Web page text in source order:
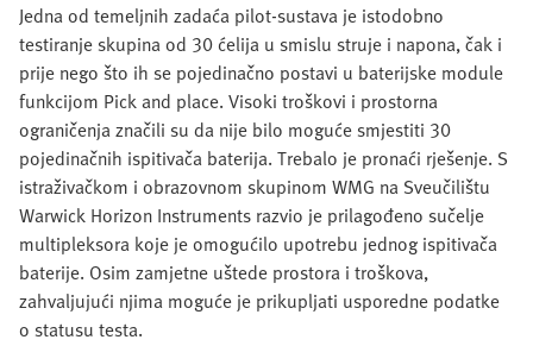
Jedna od temeljnih zadaća pilot-sustava je istodobno
testiranje skupina od 30 ćelija u smislu struje i napona, čak i
prije nego što ih se pojedinačno postavi u baterijske module
funkcijom Pick and place. Visoki troškovi i prostorna
ograničenja značili su da nije bilo moguće smjestiti 30
pojedinačnih ispitivača baterija. Trebalo je pronaći rješenje. S
istraživačkom i obrazovnom skupinom WMG na Sveučilištu
Warwick Horizon Instruments razvio je prilagođeno sučelje
multipleksora koje je omogućilo upotrebu jednog ispitivača
baterije. Osim zamjetne uštede prostora i troškova,
zahvaljujući njima moguće je prikupljati usporedne podatke
o statusu testa.